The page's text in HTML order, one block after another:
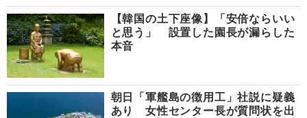
【韓国の土下座像】「安倍ならいい
と思う」 設置した園長が漏らした
本音
朝日「軍艦島の徴用工」社説に疑義
あり 女性センター長が質問状を出